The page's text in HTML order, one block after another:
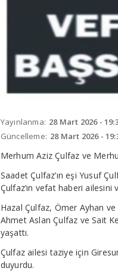
Yayınlanma: 28 Mart 2026 -
Güncelleme: 28 Mart 2026 -
Merhum Aziz Çulfaz ve
Saadet Çulfaz’ın eşi Yusuf
Çulfaz’ın vefat haberi
Hazal Çulfaz, Ömer Ayhan
Ahmet Aslan Çulfaz ve Sait
yaşattı.
Çulfaz ailesi taziye için
duyurdu.